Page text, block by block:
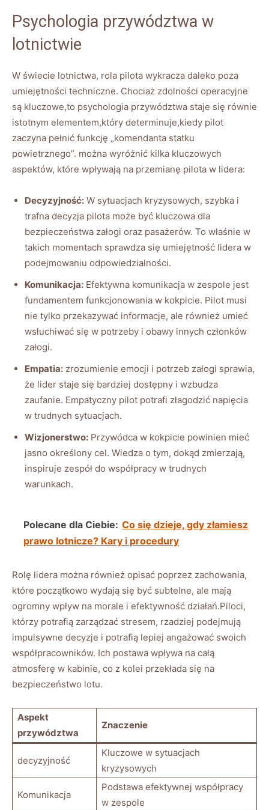
Psychologia przywództwa w
lotnictwie
W świecie lotnictwa, rola pilota wykracza daleko poza
umiejętności techniczne. Chociaż zdolności operacyjne
są kluczowe,to psychologia przywództwa staje się równie
istotnym elementem,który determinuje,kiedy pilot
zaczyna pełnić funkcję „komendanta statku
powietrznego”. można wyróżnić kilka kluczowych
aspektów, które wpływają na przemianę pilota w lidera:
Decyzyjność: W sytuacjach kryzysowych, szybka i
trafna decyzja pilota może być kluczowa dla
bezpieczeństwa załogi oraz pasażerów. To właśnie w
takich momentach sprawdza się umiejętność lidera w
podejmowaniu odpowiedzialności.
Komunikacja: Efektywna komunikacja w zespole jest
fundamentem funkcjonowania w kokpicie. Pilot musi
nie tylko przekazywać informacje, ale również umieć
wsłuchiwać się w potrzeby i obawy innych członków
załogi.
Empatia: zrozumienie emocji i potrzeb załogi sprawia,
że lider staje się bardziej dostępny i wzbudza
zaufanie. Empatyczny pilot potrafi złagodzić napięcia
w trudnych sytuacjach.
Wizjonerstwo: Przywódca w kokpicie powinien mieć
jasno określony cel. Wiedza o tym, dokąd zmierzają,
inspiruje zespół do współpracy w trudnych
warunkach.
Polecane dla Ciebie: Co się dzieje, gdy złamiesz
prawo lotnicze? Kary i procedury
Rolę lidera można również opisać poprzez zachowania,
które początkowo wydają się być subtelne, ale mają
ogromny wpływ na morale i efektywność działań.Piloci,
którzy potrafią zarządzać stresem, rzadziej podejmują
impulsywne decyzje i potrafią lepiej angażować swoich
współpracowników. Ich postawa wpływa na całą
atmosferę w kabinie, co z kolei przekłada się na
bezpieczeństwo lotu.
Aspekt
przywództwa
Znaczenie
decyzyjność
Kluczowe w sytuacjach
kryzysowych
Komunikacja
Podstawa efektywnej współpracy
w zespole